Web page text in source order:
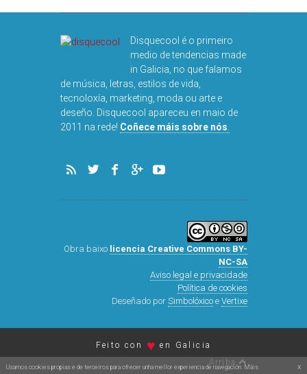
Disquecool é o primeiro
medio de tendencias made
in Galicia, no que falamos
de música, letras, estilos de vida,
tecnoloxía, marketing, moda ou arte e
deseño. Disquecool apareceu en maio de
2011 na rede! Coñece máis sobre nós
Obra baixo licencia Creative Commons BY-
NC-SA
Aviso legal e privacidade
Política de cookies
Deseñado por Simbolóxicoe Vertixe
Feito con ♥ en Galicia
Arriba
Usamos cookies propias e de terceiros para ofrecer unha mellor experiencia de navegación. Máis x